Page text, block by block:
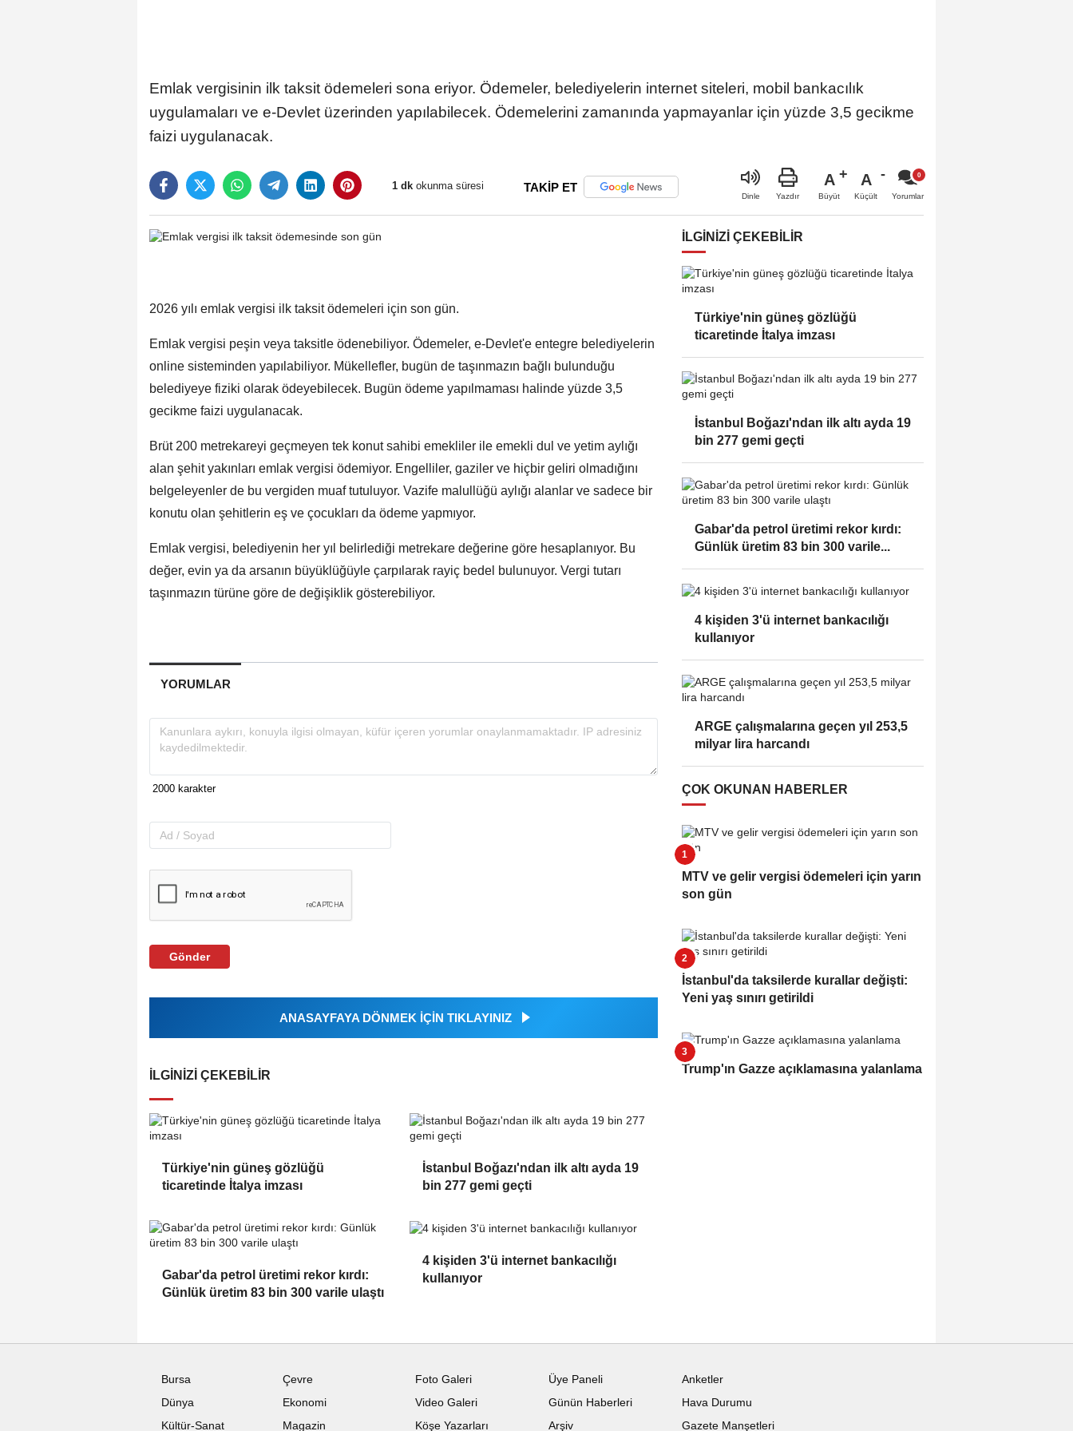
Emlak vergisinin ilk taksit ödemeleri sona eriyor. Ödemeler, belediyelerin internet siteleri, mobil bankacılık
uygulamaları ve e-Devlet üzerinden yapılabilecek. Ödemelerini zamanında yapmayanlar için yüzde 3,5 gecikme
faizi uygulanacak.
1 dk okunma süresi TAKİP ET
Dinle Yazdır
A
Büyüt
A
Küçült Yorumlar
2026 yılı emlak vergisi ilk taksit ödemeleri için son gün.
Emlak vergisi peşin veya taksitle ödenebiliyor. Ödemeler, e-Devlet'e entegre belediyelerin
online sisteminden yapılabiliyor. Mükellefler, bugün de taşınmazın bağlı bulunduğu
belediyeye fiziki olarak ödeyebilecek. Bugün ödeme yapılmaması halinde yüzde 3,5
gecikme faizi uygulanacak.
Brüt 200 metrekareyi geçmeyen tek konut sahibi emekliler ile emekli dul ve yetim aylığı
alan şehit yakınları emlak vergisi ödemiyor. Engelliler, gaziler ve hiçbir geliri olmadığını
belgeleyenler de bu vergiden muaf tutuluyor. Vazife malullüğü aylığı alanlar ve sadece bir
konutu olan şehitlerin eş ve çocukları da ödeme yapmıyor.
Emlak vergisi, belediyenin her yıl belirlediği metrekare değerine göre hesaplanıyor. Bu
değer, evin ya da arsanın büyüklüğüyle çarpılarak rayiç bedel bulunuyor. Vergi tutarı
taşınmazın türüne göre de değişiklik gösterebiliyor.
YORUMLAR
Gönder
ANASAYFAYA DÖNMEK İÇİN TIKLAYINIZ
İLGINIZI ÇEKEBILIR
Türkiye'nin güneş gözlüğü
ticaretinde İtalya imzası
İstanbul Boğazı'ndan ilk altı ayda 19
bin 277 gemi geçti
Gabar'da petrol üretimi rekor kırdı:
Günlük üretim 83 bin 300 varile ulaştı
4 kişiden 3'ü internet bankacılığı
kullanıyor
İLGINIZI ÇEKEBILIR
Türkiye'nin güneş gözlüğü
ticaretinde İtalya imzası
İstanbul Boğazı'ndan ilk altı ayda 19
bin 277 gemi geçti
Gabar'da petrol üretimi rekor kırdı:
Günlük üretim 83 bin 300 varile...
4 kişiden 3'ü internet bankacılığı
kullanıyor
ARGE çalışmalarına geçen yıl 253,5
milyar lira harcandı
ÇOK OKUNAN HABERLER
MTV ve gelir vergisi ödemeleri için yarın
son gün
İstanbul'da taksilerde kurallar değişti:
Yeni yaş sınırı getirildi
Trump'ın Gazze açıklamasına yalanlama
Bursa
Çevre
Dünya
Ekonomi
Kültür-Sanat
Magazin
Foto Galeri
Video Galeri
Köşe Yazarları
Üye Paneli
Günün Haberleri
Arşiv
Anketler
Hava Durumu
Gazete Manşetleri